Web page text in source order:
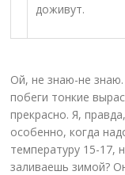
доживут.
Ой, не знаю-не
побеги тонкие
прекрасно. Я,
особенно, когда
температуру 15-17,
заливаешь зимой?